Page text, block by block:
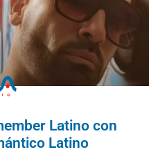
Latino con
Latino